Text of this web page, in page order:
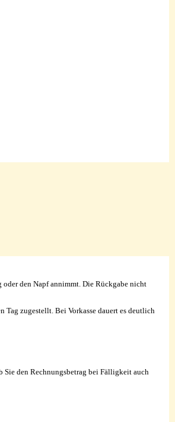
oder den Napf annimmt. Die Rückgabe nicht
zugestellt. Bei Vorkasse dauert es deutlich
Sie den Rechnungsbetrag bei Fälligkeit auch